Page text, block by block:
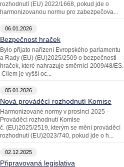
rozhodnutí (EU) 2022/1668, pokud jde o
harmonizovanou normu pro zabezpečova...
06.01.2026
Bezpečnost hraček
Bylo přijato nařízení Evropského parlamentu
a Rady (EU) (EU)2025/2509 o bezpečnosti
hraček, které nahrazuje směrnici 2009/48/ES.
Cílem je vyšší oc...
05.01.2026
Nová prováděcí rozhodnutí Komise
Harmonizované normy v prosinci 2025 -
Prováděcí rozhodnutí Komise
č. (EU)2025/2519, kterým se mění prováděcí
rozhodnutí (EU)2023/740, pokud jde o h...
02.12.2025
Připravovaná legislativa